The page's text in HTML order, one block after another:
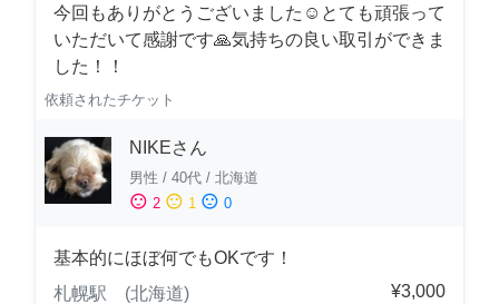
今回もありがとうございました☺️とても頑張って
いただいて感謝です🙏気持ちの良い取引ができま
した！！
依頼されたチケット
NIKEさん
男性 / 40代 / 北海道
sentiment_satisfied 2 sentiment_neutral 1 sentiment_dissatisfied 0
基本的にほぼ何でもOKです！
札幌駅 (北海道)
¥3,000